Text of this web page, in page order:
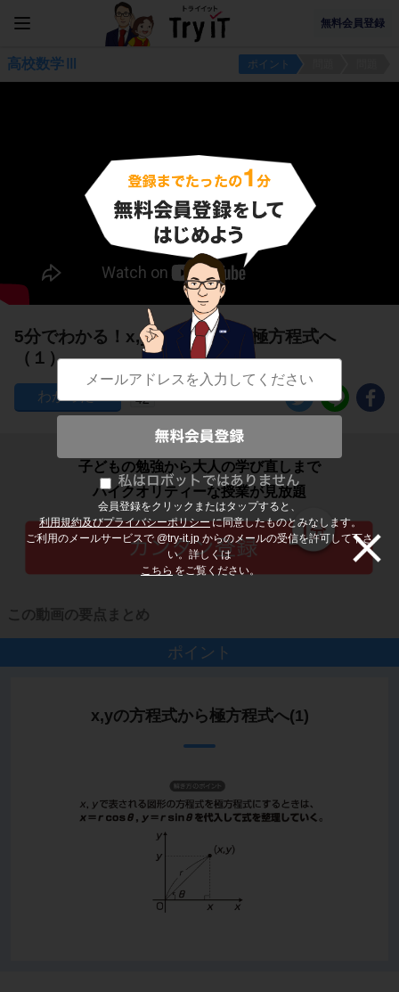
無料会員登録
会員登録をクリックまたはタップすると、
利用規約及びプライバシーポリシーに同意したものとみなします。
ご利用のメールサービスで @try-it.jp からのメールの受信を許可して下さ
い。詳しくは
こちら をご覧ください。
高校数学Ⅲ ポイント
5分でわかる！x,yの方程式から極方程式へ
（１）
42
子どもの勉強から大人の学び直しまで
ハイクオリティーな授業が見放題
この動画の要点まとめ
ポイント
x,yの方程式から極方程式へ(1)